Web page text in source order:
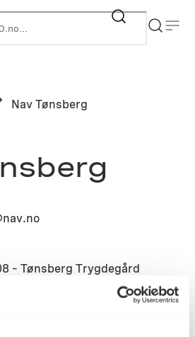
Nav Tønsberg
– Tønsberg Trygdegård